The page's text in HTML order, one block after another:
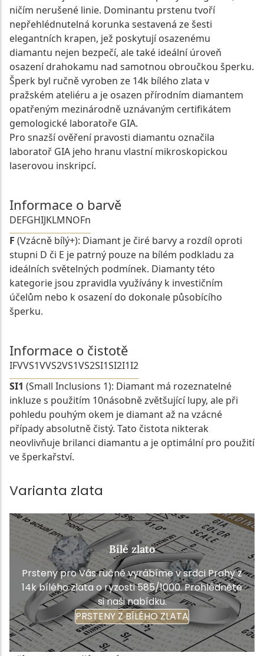
ničím nerušené linie. Dominantu prstenu tvoří
nepřehlédnutelná korunka sestavená ze šesti
elegantních krapen, jež poskytují osazenému
diamantu nejen bezpečí, ale také ideální úroveň
osazení drahokamu nad samotnou obroučkou šperku.
Šperk byl ručně vyroben ze 14k bílého zlata v
pražském ateliéru a je osazen přírodním diamantem
opatřeným mezinárodně uznávaným certifikátem
gemologické laboratoře GIA.
Pro snazší ověření pravosti diamantu označila
laboratoř GIA jeho hranu vlastní mikroskopickou
laserovou inskripcí.
Informace o barvě
DEFGHIJKLMNOFn
F (Vzácně bílý+): Diamant je čiré barvy a rozdíl oproti
stupni D či E je patrný pouze na bílém podkladu za
ideálních světelných podmínek. Diamanty této
kategorie jsou zpravidla využívány k investičním
účelům nebo k osazení do dokonale působícího
šperku.
Informace o čistotě
IFVVS1VVS2VS1VS2SI1SI2I1I2
SI1 (Small Inclusions 1): Diamant má rozeznatelné
inkluze s použitím 10násobně zvětšující lupy, ale při
pohledu pouhým okem je diamant až na vzácné
případy absolutně čistý. Tato čistota nikterak
neovlivňuje brilanci diamantu a je optimální pro použití
ve šperkařství.
Varianta zlata
Bílé zlato
Prsteny pro Vás ručně vyrábíme v srdci Prahy z
14k bílého zlata o ryzosti 585/1000. Prohlédněte
si naši nabídku.
PRSTENY Z BÍLÉHO ZLATA